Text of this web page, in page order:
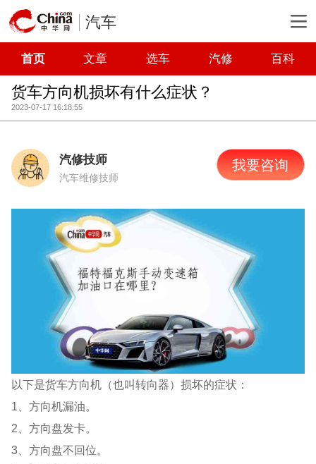
汽车
首页 文章 选车 汽修 百科
货车方向机损坏有什么症状？
2023-07-17 16:18:55
汽修技师
汽车维修技师
我要咨询
以下是货车方向机（也叫转向器）损坏的症状：
1、方向机漏油。
2、方向盘发卡。
3、方向盘不回位。